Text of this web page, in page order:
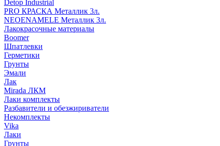
Detop Industrial
PRO КРАСКА Металлик 3л.
NEOENAMELE Металлик 3л.
Лакокрасочные материалы
Boomer
Шпатлевки
Герметики
Грунты
Эмали
Лак
Mirada ЛКМ
Лаки комплекты
Разбавители и обезжириватели
Некомплекты
Vika
Лаки
Грунты